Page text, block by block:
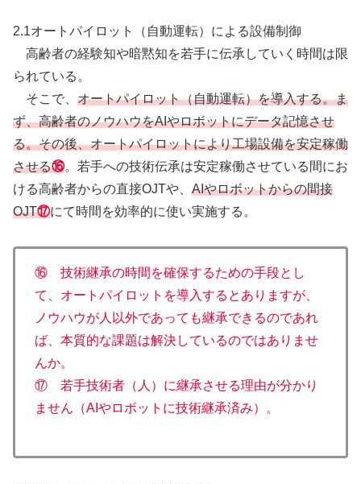
2.1オートパイロット（自動運転）による設備制御
高齢者の経験知や暗黙知を若手に伝承していく時間は限
られている。
そこで、 オートパイロット（自動運転）を導入する。ま
ず、高齢者のノウハウをAIやロボットにデータ記憶させ
る。その後、オートパイロットにより工場設備を安定稼働
させる⑯。若手への技術伝承は安定稼働させている間にお
ける高齢者からの直接OJTや、 AIやロボットからの間接
OJT⑰にて時間を効率的に使い実施する。
⑯ 技術継承の時間を確保するための手段とし
て、オートパイロットを導入するとありますが、
ノウハウが人以外であっても継承できるのであれ
ば、本質的な課題は解決しているのではありませ
んか。
⑰ 若手技術者（人）に継承させる理由が分かり
ません（AIやロボットに技術継承済み）。